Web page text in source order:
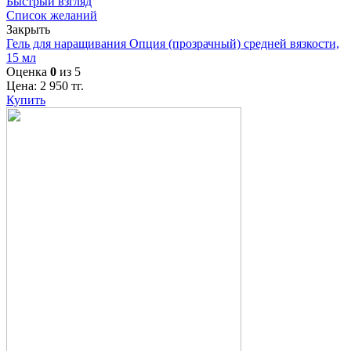
Список желаний
Закрыть
Гель для наращивания Опция (прозрачный) средней вязкости,
15 мл
Оценка 0 из 5
Цена: 2 950 тг.
Купить